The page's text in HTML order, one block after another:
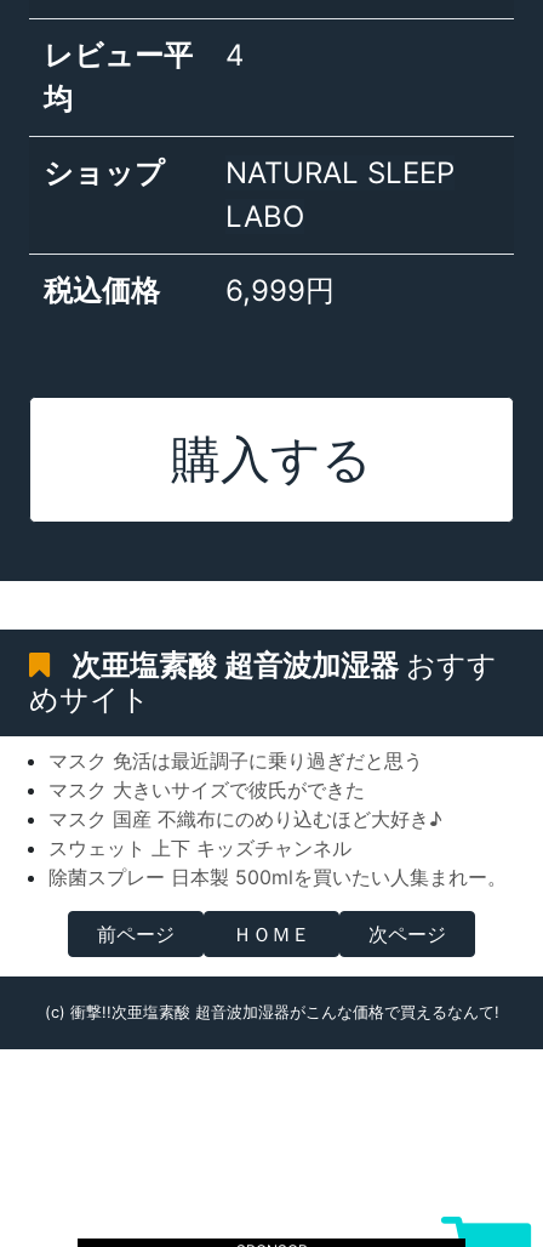
レビュー平
均
4
ショップ
NATURAL SLEEP
LABO
税込価格 6,999円
購入する
次亜塩素酸 超音波加湿器 おすす
めサイト
マスク 免活は最近調子に乗り過ぎだと思う
マスク 大きいサイズで彼氏ができた
マスク 国産 不織布にのめり込むほど大好き♪
スウェット 上下 キッズチャンネル
除菌スプレー 日本製 500mlを買いたい人集まれー。
前ページ ＨＯＭＥ 次ページ
(c) 衝撃!!次亜塩素酸 超音波加湿器がこんな価格で買えるなんて!